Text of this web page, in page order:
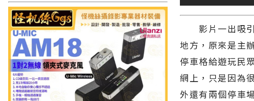
影片一出吸引
地方，原來是主
停車格給遊玩民
網上，只是因為
外還有兩個停車